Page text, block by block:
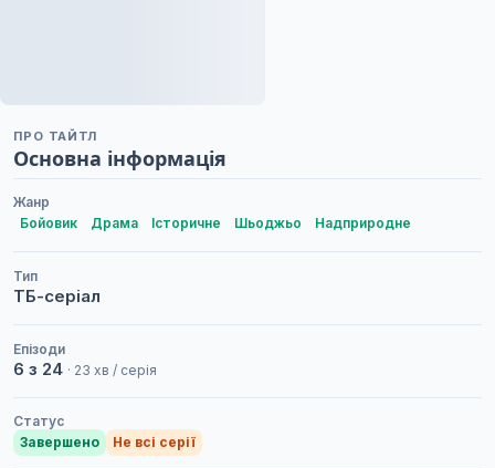
ПРО ТАЙТЛ
Основна інформація
Жанр
Бойовик
Драма Історичне Шьоджьо Надприродне
Тип
ТБ-серіал
Епізоди
6 з 24 · 23 хв / серія
Статус
Завершено
Не всі серії